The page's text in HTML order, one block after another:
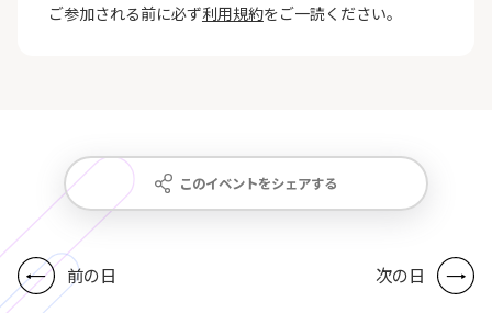
ご参加される前に必ず利用規約をご一読ください。
このイベントをシェアする
前の日 次の日